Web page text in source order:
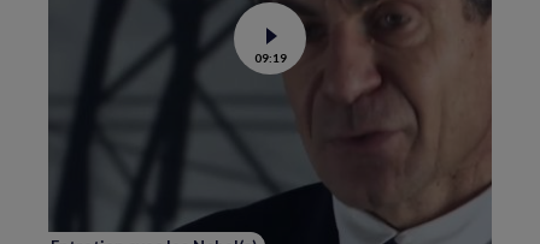
Voir
la
vidéo
2013
boson
de
09:19